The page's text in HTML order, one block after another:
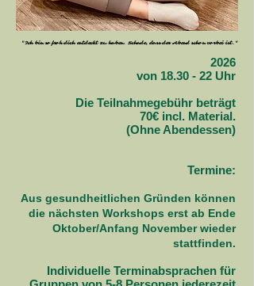
"Ich bin so froh dich entdeckt zu haben. Schade, dass der Abend schon vorbei ist."
"Ich bin so froh dich entdeckt zu haben. Schade, dass der Abend schon vorbei ist."
2026
von 18.30 - 22 Uhr
Die Teilnahmegebühr beträgt
70€ incl. Material.
(Ohne Abendessen)
Termine:​
Aus gesundheitlichen Gründen können
die nächsten Workshops erst ab Ende
Oktober/Anfang November wieder
stattfinden.
Individuelle Terminabsprachen für